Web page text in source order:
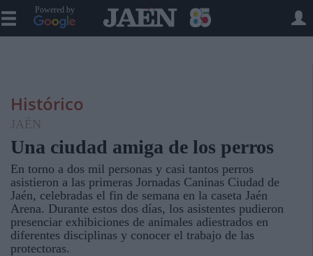
Powered by
Histórico
JAÉN
Una ciudad amiga de los perros
En torno a dos mil personas y casi tantos perros
asistieron a las primeras Jornadas Caninas Ciudad de
Jaén, celebradas el fin de semana en la caseta Jaén
Arena. Durante estos dos días, los asistentes pudieron
presenciar exhibiciones de animales adiestrados en
diferentes disciplinas y conocer el trabajo de las
protectoras.